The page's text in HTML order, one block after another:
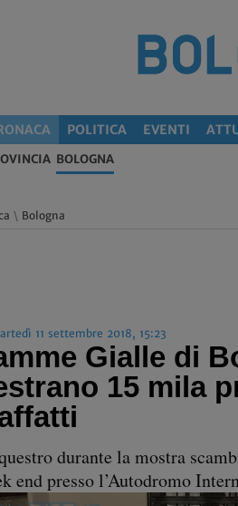
POLITICA EVENTI
BOLOGNA
\ Bologna
11 settembre 2018, 15:23
Gialle di
15 mila
durante la mostra
end presso l’Autodromo